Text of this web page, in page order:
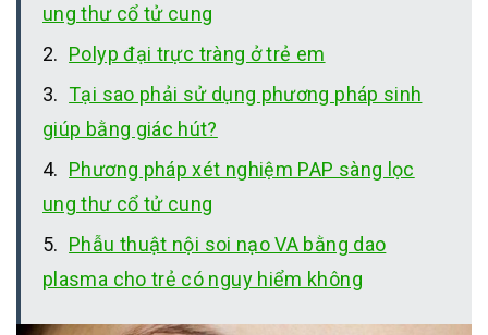
ung thư cổ tử cung
Polyp đại trực tràng ở trẻ em
Tại sao phải sử dụng phương pháp sinh
giúp bằng giác hút?
Phương pháp xét nghiệm PAP sàng lọc
ung thư cổ tử cung
Phẫu thuật nội soi nạo VA bằng dao
plasma cho trẻ có nguy hiểm không